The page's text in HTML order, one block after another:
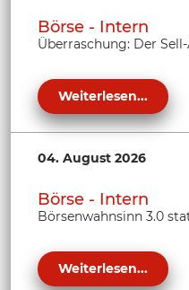
Börse - Intern
Überraschung: Der
Weiterlesen...
04. August 2026
Börse - Intern
Börsenwahnsinn 3.0
Weiterlesen...